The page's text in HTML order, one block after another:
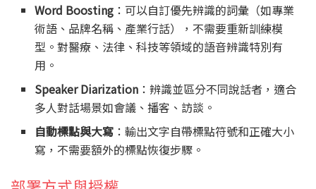
Word Boosting ：可以自訂優先辨識的詞彙（如專業
術語、品牌名稱、產業行話），不需要重新訓練模
型。對醫療、法律、科技等領域的語音辨識特別有
用。
Speaker Diarization ：辨識並區分不同說話者，適合
多人對話場景如會議、播客、訪談。
自動標點與大寫 ：輸出文字自帶標點符號和正確大小
寫，不需要額外的標點恢復步驟。